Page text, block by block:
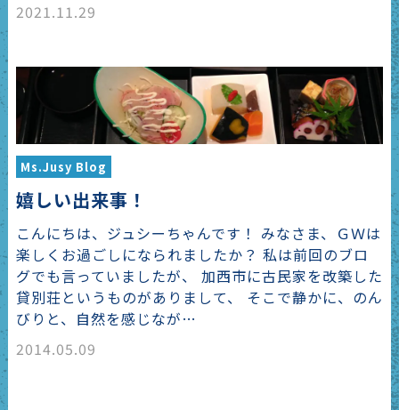
2021.11.29
Ms.Jusy Blog
嬉しい出来事！
こんにちは、ジュシーちゃんです！ みなさま、ＧＷは
楽しくお過ごしになられましたか？ 私は前回のブロ
グでも言っていましたが、 加西市に古民家を改築した
貸別荘というものがありまして、 そこで静かに、のん
びりと、自然を感じなが…
2014.05.09